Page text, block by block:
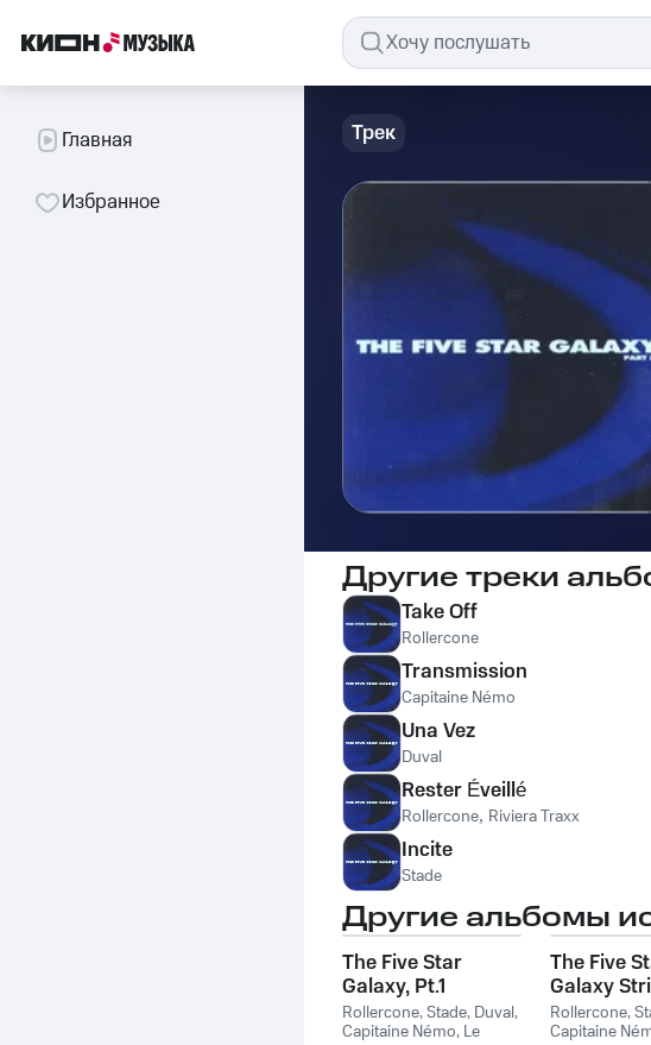
Главная
Избранное
Трек
Другие треки
Take Off
Rollercone
Transmission
Capitaine Némo
Una Vez
Duval
Rester Éveillé
Rollercone, Riviera Traxx
Incite
Stade
Другие альбомы
The Five Star
Galaxy, Pt.1
Rollercone,Stade, Duval,
Capitaine Némo, Le
The Five
Galaxy
Back, Pt.2
Rollercone,
Capitaine